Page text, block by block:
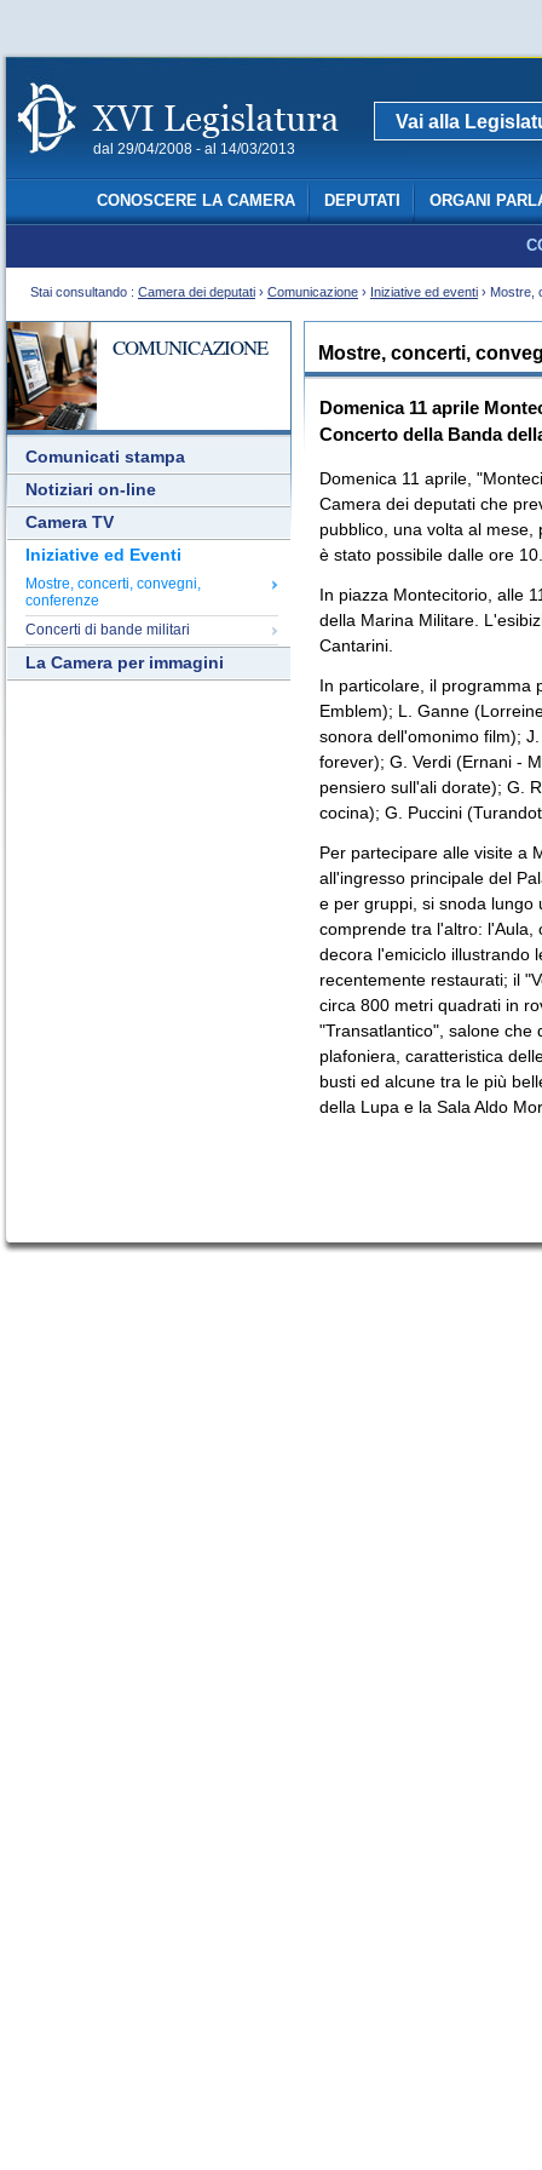
dal 29/04/2008 - al 14/03/2013
Vai alla
CONOSCERE LA CAMERA DEPUTATI ORGANI
Stai consultando : Camera dei deputati › Comunicazione › Iniziative ed eventi › Mostre,
COMUNICAZIONE
Comunicati stampa
Notiziari on-line
Camera TV
Iniziative ed Eventi
Mostre, concerti, convegni,
conferenze
Concerti di bande militari
La Camera per immagini
Mostre, concerti,
Domenica 11 aprile
Concerto della Banda
Domenica 11 aprile,
Camera dei deputati che
pubblico, una volta al
è stato possibile dalle ore
In piazza Montecitorio, alle
della Marina Militare.
Cantarini.
In particolare, il programma
Emblem); L. Ganne
sonora dell'omonimo film);
forever); G. Verdi (Ernani -
pensiero sull'ali dorate); G.
cocina); G. Puccini
Per partecipare alle visite a
all'ingresso principale del
e per gruppi, si snoda lungo
comprende tra l'altro: l'Aula,
decora l'emiciclo illustrando
recentemente restaurati; il
circa 800 metri quadrati in
"Transatlantico", salone che
plafoniera, caratteristica
busti ed alcune tra le più
della Lupa e la Sala Aldo